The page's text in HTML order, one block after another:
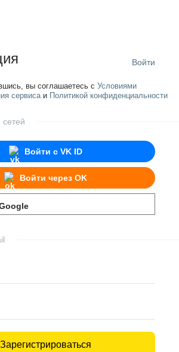
Войти
вы соглашаетесь с Условиями
сервисаи Политикой конфиденциальности
Войти с VK ID
Войти через OK
Зарегистрироваться